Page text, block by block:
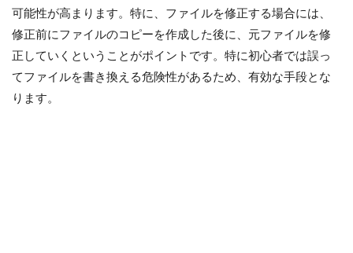
可能性が高まります。特に、ファイルを修正する場合には、
修正前にファイルのコピーを作成した後に、元ファイルを修
正していくということがポイントです。特に初心者では誤っ
てファイルを書き換える危険性があるため、有効な手段とな
ります。